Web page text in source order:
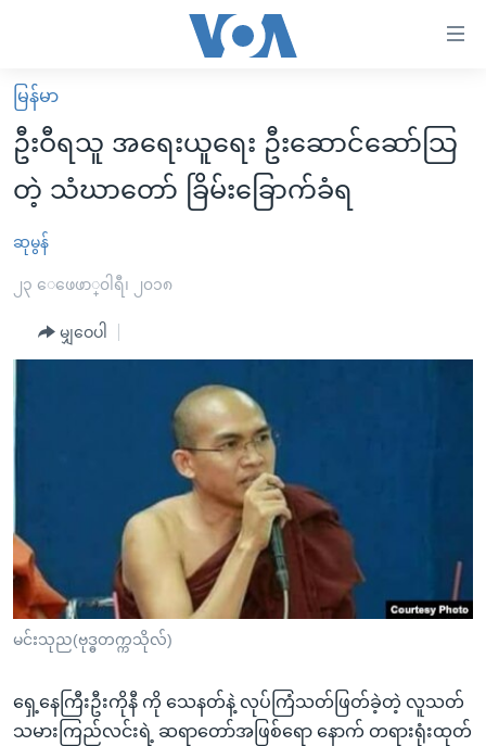
လွယ်ကူ
စေ
သည့်
Link
များ
ပင်မ
ကြည့်
စာမျက်နှာ
သို့
ကျော်
ကြည့်
ရှာဖွေ
ရန်
မူလစာမျက်နှာ
မြန်မာ
ကမ္ဘာ့သတင်းများ
နိုင်ငံတကာ
အစ္စရေး-ပါလက်စတိုင်း
ဗွီဒီယို
သတင်းလွတ်လပ်ခွင့်
အင်္ဂလိပ်စာလေ့လာမယ်
ရုပ်ရှင်ထဲက အင်္ဂလိပ်စာ
သုတပဒေသာ အင်္ဂလိပ်စာ
ရေဒီယိုနှင့်ရုပ်သံ အချက်အလက်များ
ရေဒီယို/တီဗွီအစီအစဉ်
Learning English
ဗွီအိုအေ လူမှုကွန်ယက်များ
ဘာသာစကားများ
မြန်မာ
ဦးဝီရသူ အရေးယူရေး ဦးဆောင်ဆော်သြ
တဲ့ သံဃာတော် ခြိမ်းခြောက်ခံရ
ဆုမွန်
၂၃ ေဖေဖာ္၀ါရီ၊ ၂၀၁၈
မျှဝေပါ
မင်းသုည(ဗုဒ္ဓတက္ကသိုလ်)
ရှေ့နေကြီးဦးကိုနီ ကို သေနတ်နဲ့ လုပ်ကြံသတ်ဖြတ်ခဲ့တဲ့ လူသတ်
သမားကြည်လင်းရဲ့ ဆရာတော်အဖြစ်ရော နောက် တရားရုံးထုတ်